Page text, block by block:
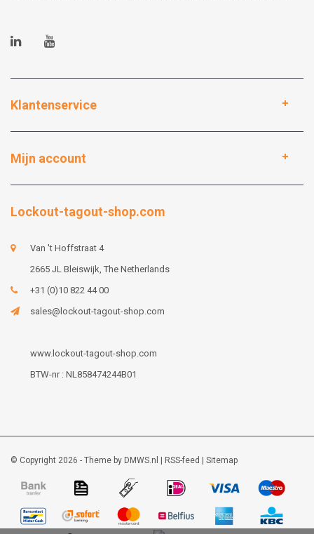
Klantenservice
Mijn account
Lockout-tagout-shop.com
Van 't Hoffstraat 4
2665 JL Bleiswijk, The Netherlands
+31 (0)10 822 44 00
sales@lockout-tagout-shop.com
www.lockout-tagout-shop.com
BTW-nr : NL858474244B01
© Copyright 2026 - Theme by DMWS.nl RSS-feed Sitemap